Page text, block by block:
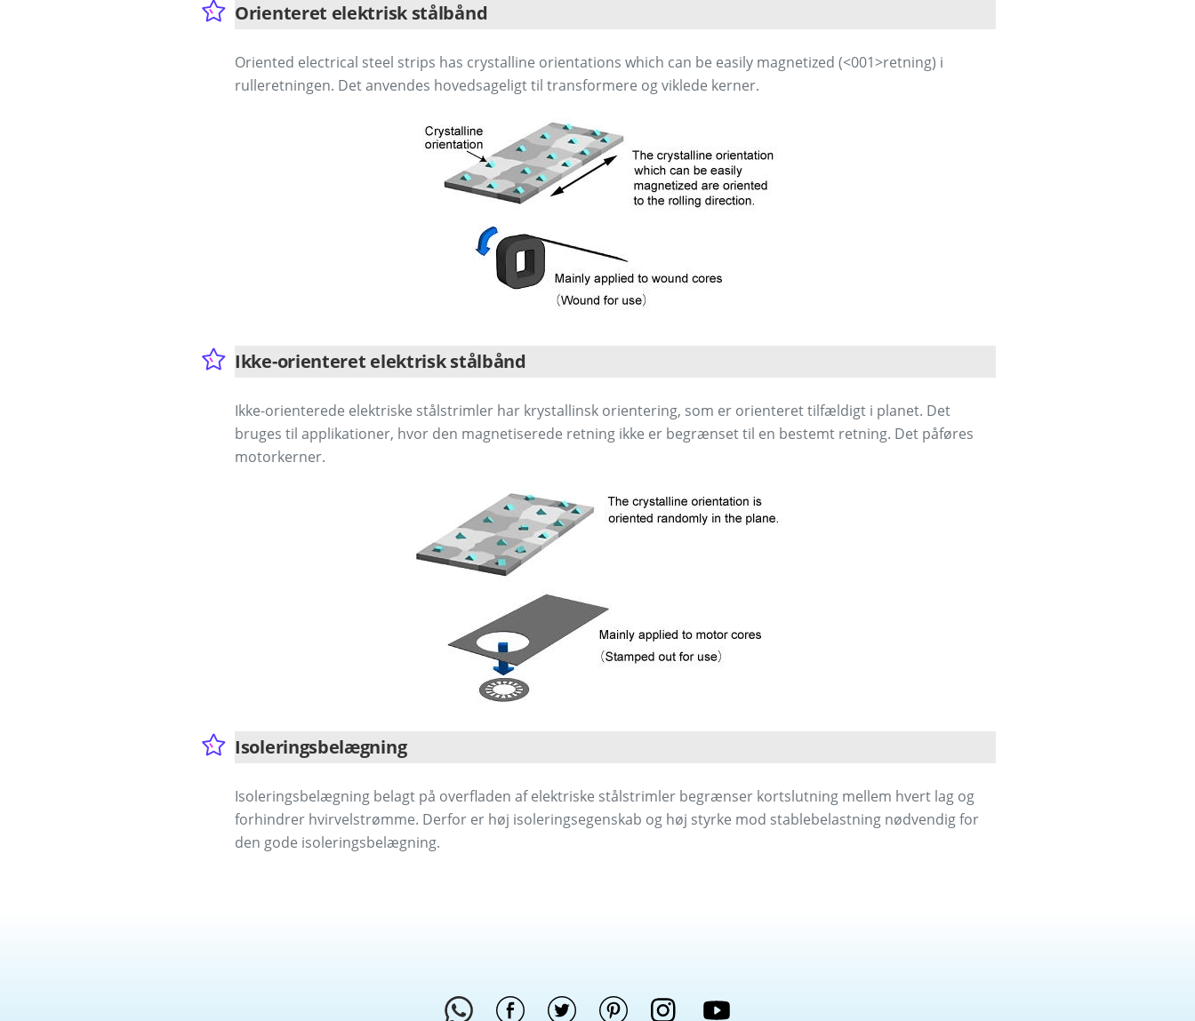
Orienteret elektrisk stålbånd
Oriented electrical steel strips has crystalline orientations which can be easily magnetized (<001>retning) i
rulleretningen. Det anvendes hovedsageligt til transformere og viklede kerner.
Ikke-orienteret elektrisk stålbånd
Ikke-orienterede elektriske stålstrimler har krystallinsk orientering, som er orienteret tilfældigt i planet. Det
bruges til applikationer, hvor den magnetiserede retning ikke er begrænset til en bestemt retning. Det påføres
motorkerner.
Isoleringsbelægning
Isoleringsbelægning belagt på overfladen af elektriske stålstrimler begrænser kortslutning mellem hvert lag og
forhindrer hvirvelstrømme. Derfor er høj isoleringsegenskab og høj styrke mod stablebelastning nødvendig for
den gode isoleringsbelægning.